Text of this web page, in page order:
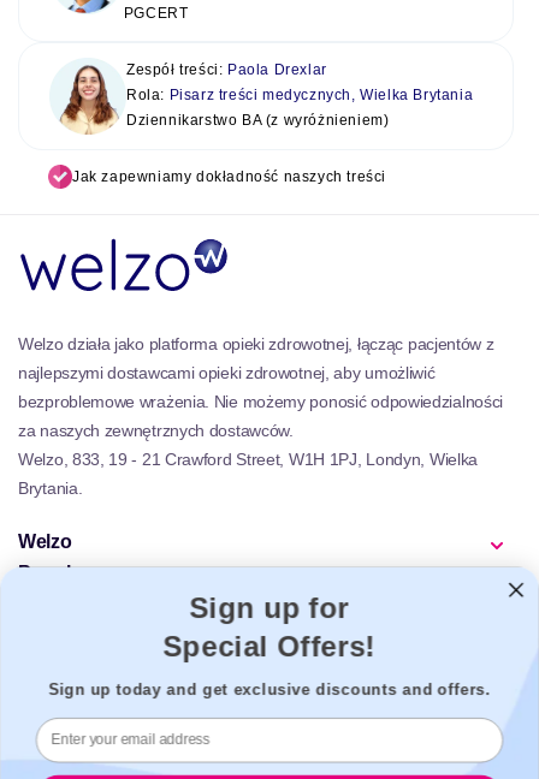
PGCERT
Zespół treści: Paola Drexlar
Rola: Pisarz treści medycznych, Wielka Brytania
Dziennikarstwo BA (z wyróżnieniem)
Jak zapewniamy dokładność naszych treści
Welzo działa jako platforma opieki zdrowotnej, łącząc pacjentów z
najlepszymi dostawcami opieki zdrowotnej, aby umożliwić
bezproblemowe wrażenia. Nie możemy ponosić odpowiedzialności
za naszych zewnętrznych dostawców.
Welzo, 833, 19 - 21 Crawford Street, W1H 1PJ, Londyn, Wielka
Brytania.
Welzo
Popularny
Bezpieczna płatność
Sign up for
Special Offers!
Sign up today and get exclusive discounts and offers.